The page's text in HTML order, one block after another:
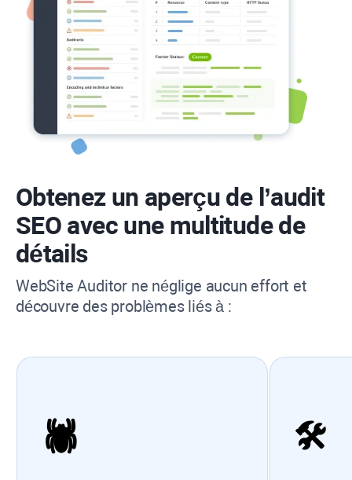
Obtenez un aperçu de l’audit
SEO avec une multitude de
détails
WebSite Auditor ne néglige aucun effort et
découvre des problèmes liés à :
🕷 🛠